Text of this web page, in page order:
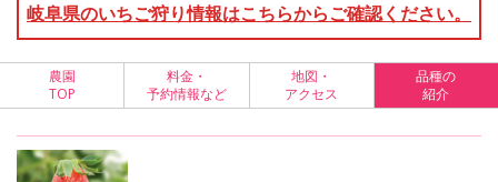
岐阜県のいちご狩り情報はこちらからご確認ください。
農園
TOP
料金・
予約情報など
地図・
アクセス
品種の
紹介